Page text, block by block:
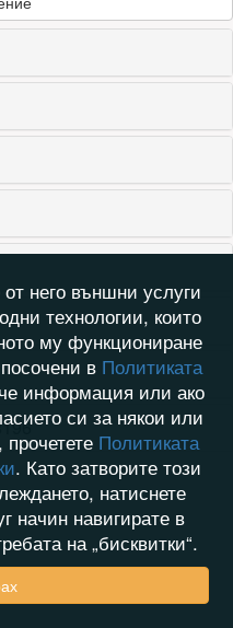
него външни услуги
технологии, които
му функциониране
в Политиката
информация или ако
си за някои или
Политиката
. Като затворите този
натиснете
начин навигирате в
на „бисквитки“.